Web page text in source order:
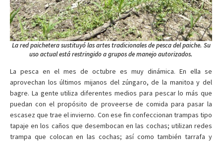
La red paichetera sustituyó las artes tradicionales de pesca del paiche. Su
uso actual está restringido a grupos de manejo autorizados.
La pesca en el mes de octubre es muy dinámica. En ella se
aprovechan los últimos mijanos del zúngaro, de la manitoa y del
bagre. La gente utiliza diferentes medios para pescar lo más que
puedan con el propósito de proveerse de comida para pasar la
escasez que trae el invierno. Con ese fin confeccionan trampas tipo
tapaje en los caños que desembocan en las cochas; utilizan redes
trampa que colocan en las cochas; así como también tarrafa y